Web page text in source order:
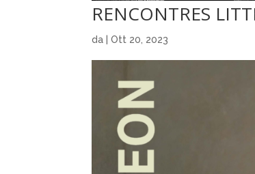
RENCONTRES
da |Ott 20, 2023